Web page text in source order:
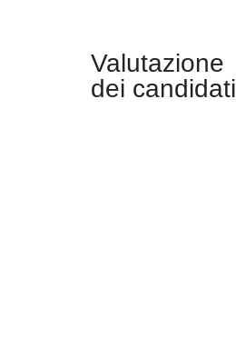
Valutazione
dei candidati